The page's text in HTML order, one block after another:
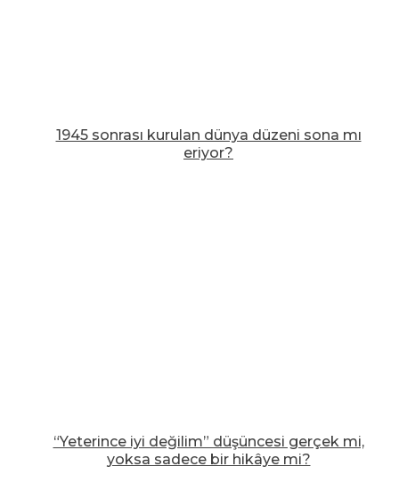
1945 sonrası kurulan dünya düzeni sona mı
eriyor?
“Yeterince iyi değilim” düşüncesi gerçek mi,
yoksa sadece bir hikâye mi?